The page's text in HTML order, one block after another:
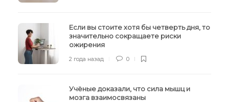
Если вы стоите хотя бы четверть дня, то
значительно сокращаете риски
ожирения
2 года назад 0
Учёные доказали, что сила мышц и
мозга взаимосвязаны